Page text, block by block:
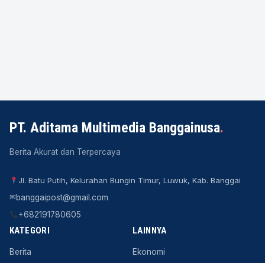
PT. Aditama Multimedia Banggainusa.
Berita Akurat dan Terpercaya
Jl. Batu Putih, Kelurahan Bungin Timur, Luwuk, Kab. Banggai
✉banggaipost@gmail.com
+682191780605
KATEGORI
Berita
LAINNYA
Ekonomi